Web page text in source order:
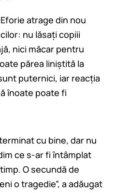
atrage din nou
nu lăsați copiii
nici măcar pentru
părea liniștită la
puternici, iar reacția
înoate poate fi
cu bine, dar nu
ce s-ar fi întâmplat
O secundă de
o tragedie”, a adăugat